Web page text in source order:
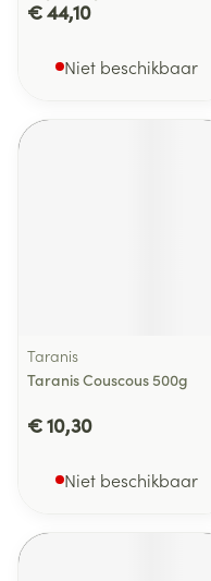
€ 44,10
Niet beschikbaar
Taranis
Taranis Couscous 500g
€ 10,30
Niet beschikbaar